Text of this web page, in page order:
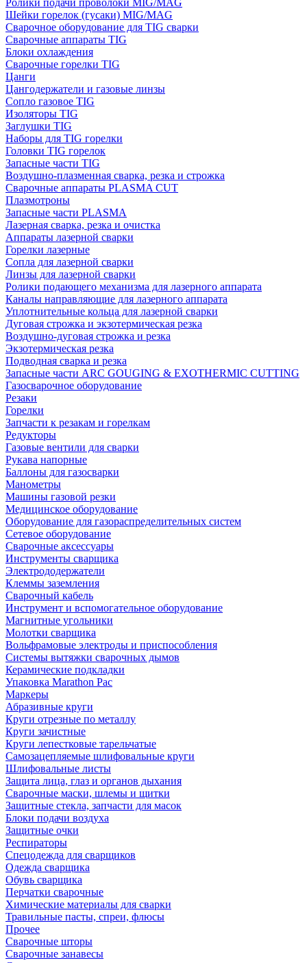
Ролики подачи проволоки MIG/MAG
Шейки горелок (гусаки) MIG/MAG
Сварочное оборудование для TIG сварки
Сварочные аппараты TIG
Блоки охлаждения
Сварочные горелки TIG
Цанги
Цангодержатели и газовые линзы
Сопло газовое TIG
Изоляторы TIG
Заглушки TIG
Наборы для TIG горелки
Головки TIG горелок
Запасные части TIG
Воздушно-плазменная сварка, резка и строжка
Сварочные аппараты PLASMA CUT
Плазмотроны
Запасные части PLASMA
Лазерная сварка, резка и очистка
Аппараты лазерной сварки
Горелки лазерные
Сопла для лазерной сварки
Линзы для лазерной сварки
Ролики подающего механизма для лазерного аппарата
Каналы направляющие для лазерного аппарата
Уплотнительные кольца для лазерной сварки
Дуговая строжка и экзотермическая резка
Воздушно-дуговая строжка и резка
Экзотермическая резка
Подводная сварка и резка
Запасные части ARC GOUGING & EXOTHERMIC CUTTING
Газосварочное оборудование
Резаки
Горелки
Запчасти к резакам и горелкам
Редукторы
Газовые вентили для сварки
Рукава напорные
Баллоны для газосварки
Манометры
Машины газовой резки
Медицинское оборудование
Оборудование для газораспределительных систем
Сетевое оборудование
Сварочные аксессуары
Инструменты сварщика
Электрододержатели
Клеммы заземления
Сварочный кабель
Инструмент и вспомогательное оборудование
Магнитные угольники
Молотки сварщика
Вольфрамовые электроды и приспособления
Системы вытяжки сварочных дымов
Керамические подкладки
Упаковка Marathon Pac
Маркеры
Абразивные круги
Круги отрезные по металлу
Круги зачистные
Круги лепестковые тарельчатые
Самозацепляемые шлифовальные круги
Шлифовальные листы
Защита лица, глаз и органов дыхания
Сварочные маски, шлемы и щитки
Защитные стекла, запчасти для масок
Блоки подачи воздуха
Защитные очки
Респираторы
Спецодежда для сварщиков
Одежда сварщика
Обувь сварщика
Перчатки сварочные
Химические материалы для сварки
Травильные пасты, спреи, флюсы
Прочее
Сварочные шторы
Сварочные занавесы